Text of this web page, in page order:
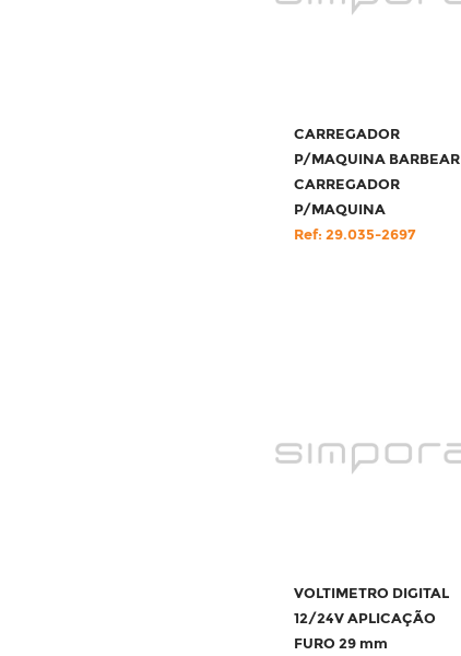
CARREGADOR
P/MAQUINA BARBEAR
CARREGADOR
P/MAQUINA
Ref: 29.035-2697
VOLTIMETRO DIGITAL
12/24V APLICAÇÃO
FURO 29 mm